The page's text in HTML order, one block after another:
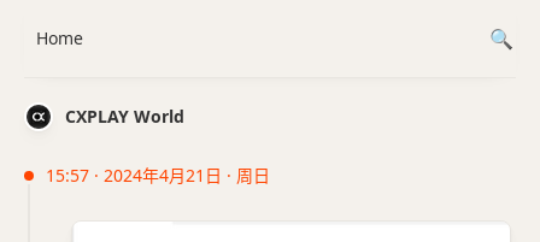
CXPLAY World
15:57 · 2024年4月21日 · 周日
Home